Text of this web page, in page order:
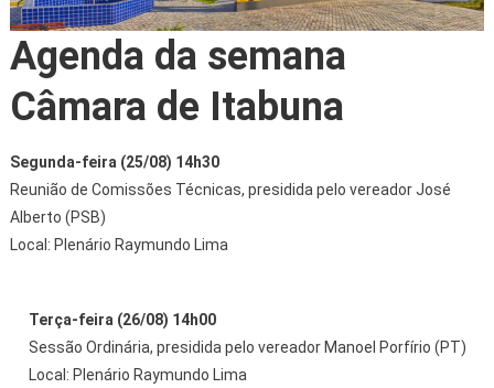
Agenda da semana
Câmara de Itabuna
Segunda-feira (25/08) 14h30
Reunião de Comissões Técnicas, presidida pelo vereador José
Alberto (PSB)
Local: Plenário Raymundo Lima
Terça-feira (26/08) 14h00
Sessão Ordinária, presidida pelo vereador Manoel Porfírio (PT)
Local: Plenário Raymundo Lima